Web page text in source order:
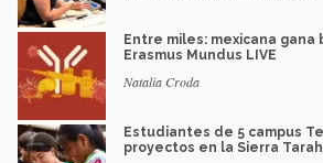
Entre miles: mexicana
Erasmus Mundus LIVE
Natalia Croda
Estudiantes de 5 campus
proyectos en la Sierra